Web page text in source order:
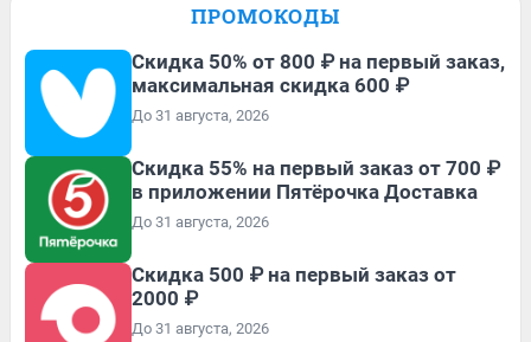
ПРОМОКОДЫ
Скидка 50% от 800 ₽ на первый заказ,
максимальная скидка 600 ₽
До 31 августа, 2026
Скидка 55% на первый заказ от 700 ₽
в приложении Пятёрочка Доставка
До 31 августа, 2026
Скидка 500 ₽ на первый заказ от
2000 ₽
До 31 августа, 2026